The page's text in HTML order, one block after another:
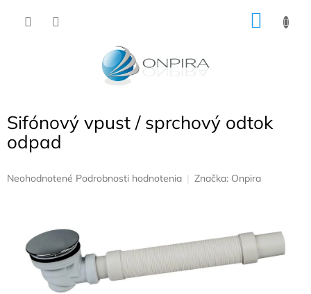
Sifónový vpust / sprchový odtok
odpad
Priemerné
hviezdičiek.
Neohodnotené Podrobnosti hodnotenia Značka: Onpira